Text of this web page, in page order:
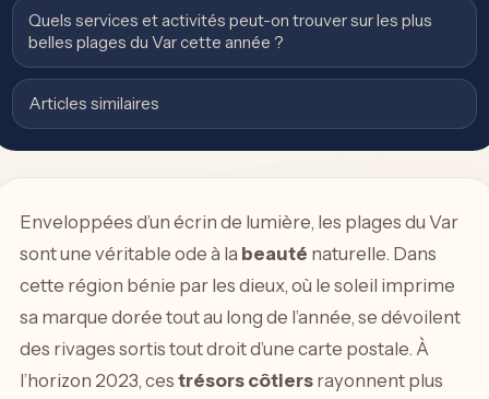
Quels services et activités peut-on trouver sur les plus
belles plages du Var cette année ?
Articles similaires
Enveloppées d’un écrin de lumière, les plages du Var
sont une véritable ode à la beauté naturelle. Dans
cette région bénie par les dieux, où le soleil imprime
sa marque dorée tout au long de l’année, se dévoilent
des rivages sortis tout droit d’une carte postale. À
l’horizon 2023, ces trésors côtiers rayonnent plus